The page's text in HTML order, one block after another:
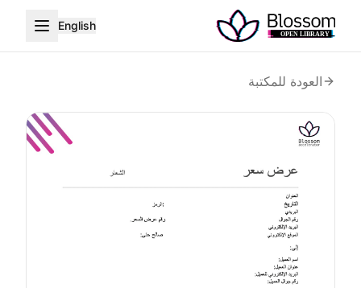
English
العودة للمكتبة